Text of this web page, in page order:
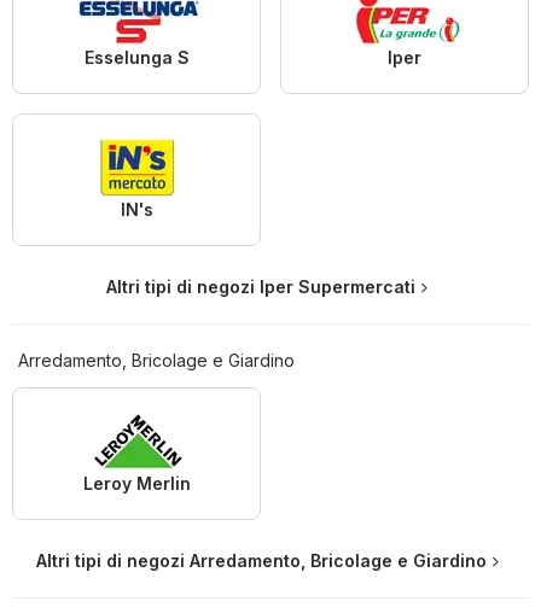
Esselunga S Iper
IN's
Altri tipi di negozi Iper Supermercati
Arredamento, Bricolage e Giardino
Leroy Merlin
Altri tipi di negozi Arredamento, Bricolage e Giardino